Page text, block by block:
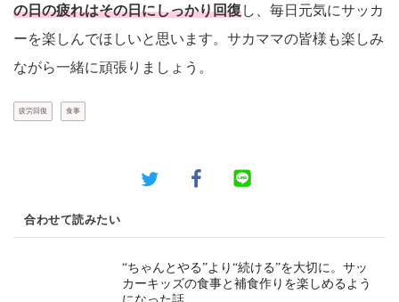
の日の疲れはその日にしっかり回復し、毎日元気にサッカ
ーを楽しんでほしいと思います。サカママの皆様も楽しみ
ながら一緒に頑張りましょう。
疲労回復 食事
合わせて読みたい
“ちゃんとやる”より“続ける”を大切に。サッ
カーキッズの食事と補食作りを楽しめるよう